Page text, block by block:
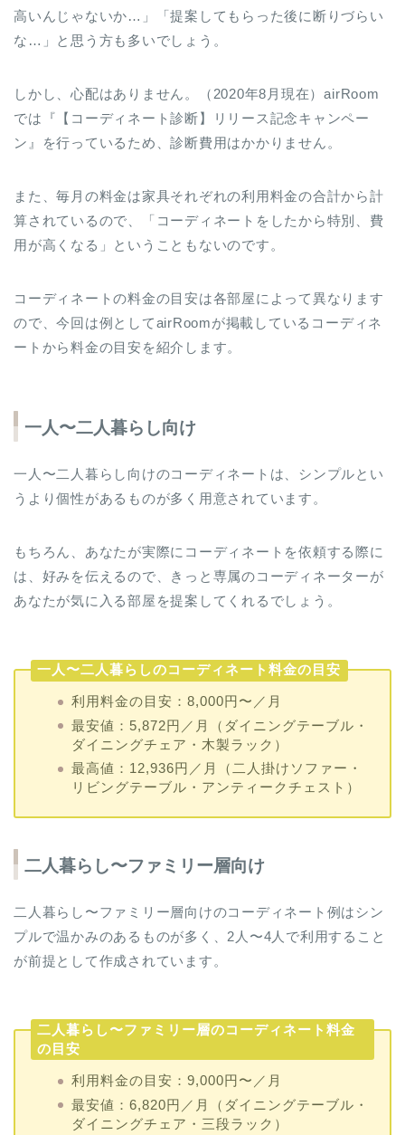
高いんじゃないか…」「提案してもらった後に断りづらい
な…」と思う方も多いでしょう。
しかし、心配はありません。（2020年8月現在）airRoom
では『【コーディネート診断】リリース記念キャンペー
ン』を行っているため、診断費用はかかりません。
また、毎月の料金は家具それぞれの利用料金の合計から計
算されているので、「コーディネートをしたから特別、費
用が高くなる」ということもないのです。
コーディネートの料金の目安は各部屋によって異なります
ので、今回は例としてairRoomが掲載しているコーディネ
ートから料金の目安を紹介します。
一人〜二人暮らし向け
一人〜二人暮らし向けのコーディネートは、シンプルとい
うより個性があるものが多く用意されています。
もちろん、あなたが実際にコーディネートを依頼する際に
は、好みを伝えるので、きっと専属のコーディネーターが
あなたが気に入る部屋を提案してくれるでしょう。
一人〜二人暮らしのコーディネート料金の目安
利用料金の目安：8,000円〜／月
最安値：5,872円／月（ダイニングテーブル・
ダイニングチェア・木製ラック）
最高値：12,936円／月（二人掛けソファー・
リビングテーブル・アンティークチェスト）
二人暮らし〜ファミリー層向け
二人暮らし〜ファミリー層向けのコーディネート例はシン
プルで温かみのあるものが多く、2人〜4人で利用すること
が前提として作成されています。
二人暮らし〜ファミリー層のコーディネート料金
の目安
利用料金の目安：9,000円〜／月
最安値：6,820円／月（ダイニングテーブル・
ダイニングチェア・三段ラック）